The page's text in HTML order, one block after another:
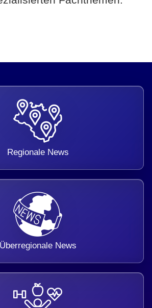
Regionale News
Überregionale News